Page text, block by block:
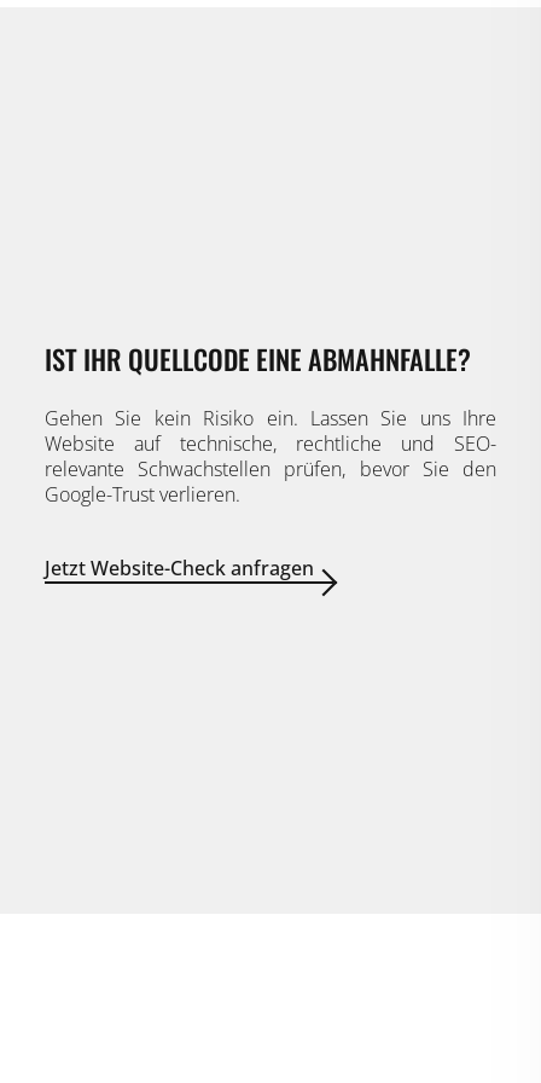
IST IHR QUELLCODE EINE ABMAHNFALLE?
Gehen Sie kein Risiko ein. Lassen Sie uns Ihre
Website auf technische, rechtliche und SEO-
relevante Schwachstellen prüfen, bevor Sie den
Google-Trust verlieren.
Jetzt Website-Check anfragen